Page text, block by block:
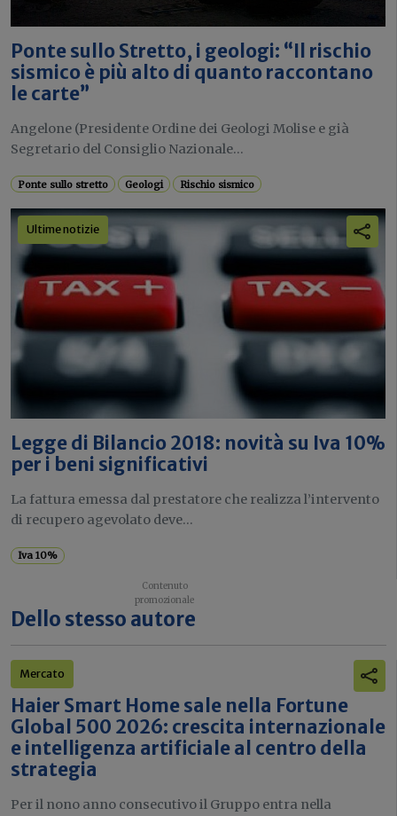
Ponte sullo Stretto, i geologi: “Il rischio
sismico è più alto di quanto raccontano
le carte”
Angelone (Presidente Ordine dei Geologi Molise e già
Segretario del Consiglio Nazionale...
Ponte sullo stretto Geologi Rischio sismico
Ultime notizie
Legge di Bilancio 2018: novità su Iva 10%
per i beni significativi
La fattura emessa dal prestatore che realizza l’intervento
di recupero agevolato deve...
Iva 10%
Dello stesso autore
Mercato
Haier Smart Home sale nella Fortune
Global 500 2026: crescita internazionale
e intelligenza artificiale al centro della
strategia
Per il nono anno consecutivo il Gruppo entra nella